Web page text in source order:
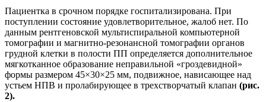
Пациентка в срочном порядке госпитализирована. При
поступлении состояние удовлетворительное, жалоб нет. По
данным рентгеновской мультиспиральной компьютерной
томографии и магнитно-резонансной томографии органов
грудной клетки в полости ПП определяется дополнительное
мягкотканное образование неправильной «гроздевидной»
формы размером 45×30×25 мм, подвижное, нависающее над
устьем НПВ и пролабирующее в трехстворчатый клапан (рис.
2).